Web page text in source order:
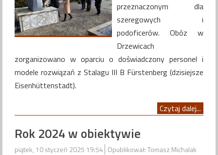
przeznaczonym dla
szeregowych i
podoficerów. Obóz w
Drzewicach
zorganizowano w oparciu o doświadczony personel i
modele rozwiązań z Stalagu III B Fürstenberg (dzisiejsze
Eisenhüttenstadt).
Czytaj dalej...
Rok 2024 w obiektywie
piątek, 10 styczeń 2025 19:54 Opublikował: Tomasz Michalak